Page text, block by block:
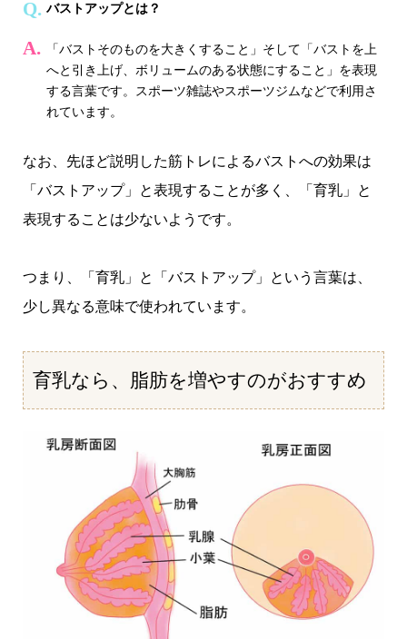
バストアップとは？
「バストそのものを大きくすること」そして「バストを上
へと引き上げ、ボリュームのある状態にすること」を表現
する言葉です。スポーツ雑誌やスポーツジムなどで利用さ
れています。
なお、先ほど説明した筋トレによるバストへの効果は
「バストアップ」と表現することが多く、「育乳」と
表現することは少ないようです。
つまり、「育乳」と「バストアップ」という言葉は、
少し異なる意味で使われています。
育乳なら、脂肪を増やすのがおすすめ